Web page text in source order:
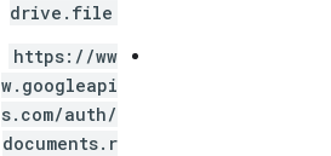
drive.file
https://ww
w.googleapi
s.com/auth/
documents.r